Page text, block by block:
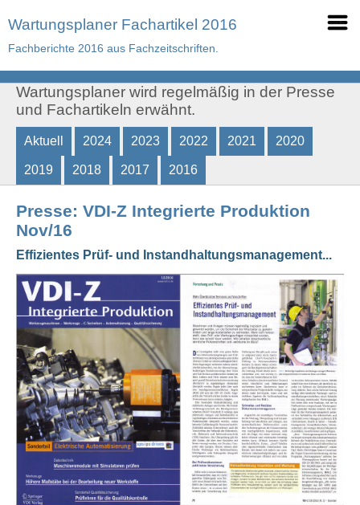
Wartungsplaner Fachartikel 2016
Fachberichte 2016 aus Fachzeitschriften.
Wartungsplaner wird regelmäßig in der Presse
und Fachartikeln erwähnt.
Aktuell 2024 2023 2022 2021 2020
2019 2018 2017 2016
Presse: VDI-Z Integrierte Produktion
Nov/16
Effizientes Prüf- und Instandhaltungsmanagement...